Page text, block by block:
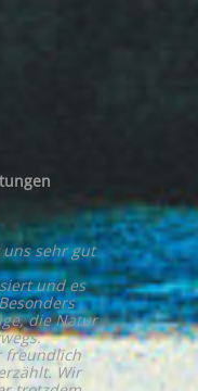
uns sehr gut
und es
die Natur
freundlich
Wir